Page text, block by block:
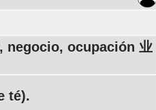
negocio, ocupación 业
té).